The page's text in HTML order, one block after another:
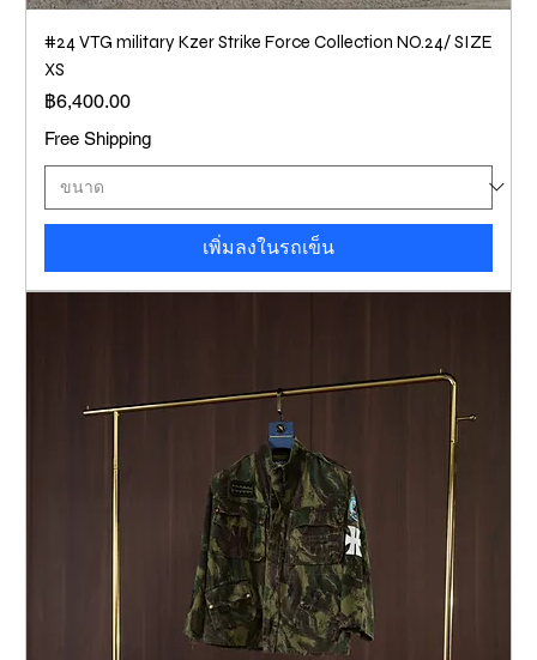
#24 VTG military Kzer Strike Force Collection NO.24/ SIZE
XS
ราคา
฿6,400.00
Free Shipping
เพิ่มลงในรถเข็น